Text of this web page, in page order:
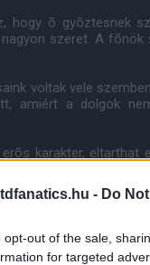
- Do
opt-out of the sale,
for targeted
hogy õ gyõztesnek
szeret. A fõnök
voltak vele
amiért a dolgok
karakter, eltarthat
nem áll fenn, hogy
ez minden csatárral
minél
is."